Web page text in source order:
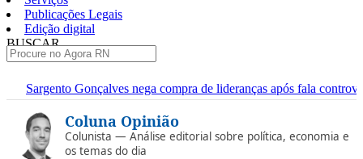
Publicações Legais
Edição digital
BUSCAR
nega compra de lideranças após fala controversa em entrevista
para
conteúdo
Coluna Opinião
Colunista — Análise editorial sobre política, economia e
os temas do dia